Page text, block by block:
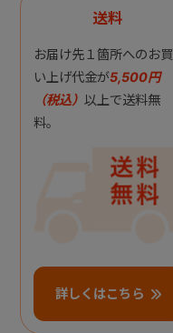
送料
お届け先１箇所へのお買
い上げ代金が5,500円
（税込） 以上で送料無
料。
詳しくはこちら